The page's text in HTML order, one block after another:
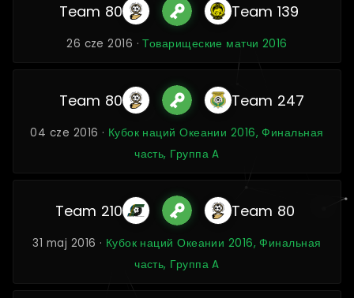
Team 80 Team 139
26 cze 2016 ·Товарищеские матчи 2016
Team 80 Team 247
04 cze 2016 · Кубок наций Океании 2016, Финальная
часть, Группа A
Team 210 Team 80
31 maj 2016 · Кубок наций Океании 2016, Финальная
часть, Группа A